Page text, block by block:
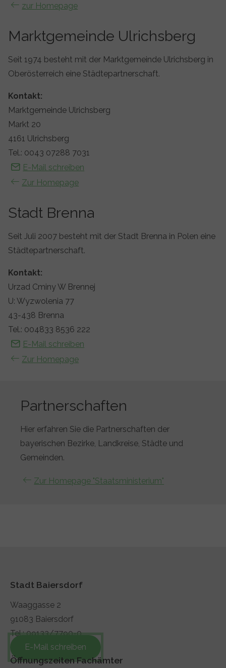
zur Homepage
Marktgemeinde Ulrichsberg
Seit 1974 besteht mit der Marktgemeinde Ulrichsberg in
Oberösterreich eine Städtepartnerschaft.
Kontakt:
Marktgemeinde Ulrichsberg
Markt 20
4161 Ulrichsberg
Tel.: 0043 07288 7031
E-Mail schreiben
Zur Homepage
Stadt Brenna
Seit Juli 2007 besteht mit der Stadt Brenna in Polen eine
Städtepartnerschaft.
Kontakt:
Urzad Cminy W Brennej
U: Wyzwolenia 77
43-438 Brenna
Tel.: 004833 8536 222
E-Mail schreiben
Zur Homepage
Partnerschaften
Hier erfahren Sie die Partnerschaften der
bayerischen Bezirke, Landkreise, Städte und
Gemeinden.
Zur Homepage "Staatsministerium"
Stadt Baiersdorf
Waaggasse 2
91083 Baiersdorf
Tel.: 09133/7790-0
E-Mail schreiben
Öffnungszeiten Fachämter